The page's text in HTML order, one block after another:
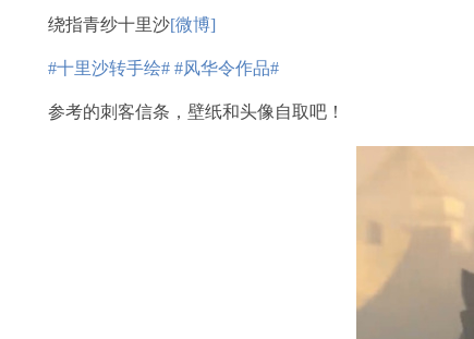
绕指青纱十里沙[微博]
#十里沙转手绘# #风华令作品#
参考的刺客信条，壁纸和头像自取吧！